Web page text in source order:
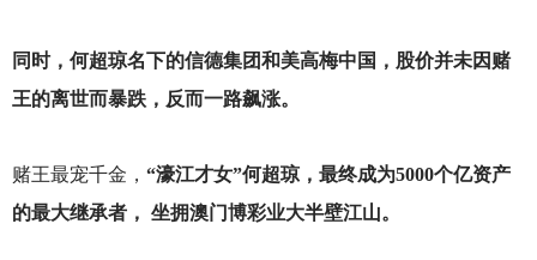
同时，何超琼名下的信德集团和美高梅中国，股价并未因赌
王的离世而暴跌，反而一路飙涨。
赌王最宠千金， “濠江才女”何超琼，最终成为5000个亿资产
的最大继承者， 坐拥澳门博彩业大半壁江山。